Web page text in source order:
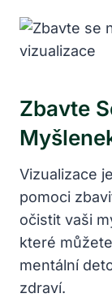
Zbavte
Vizualizace
pomoci
očistit vaši
které
mentální
zdraví.